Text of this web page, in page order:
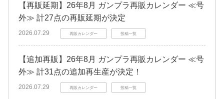
【再販延期】26年8月 ガンプラ再販カレンダー ≪号
外≫ 計27点の再販延期が決定
2026.07.29 再販カレンダー 投稿一覧
【追加再販】26年8月 ガンプラ再販カレンダー ≪号
外≫ 計31点の追加再生産が決定！
2026.07.29 再販カレンダー 投稿一覧